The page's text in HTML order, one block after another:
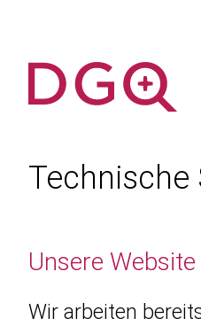
Technische
Unsere
Wir arbeiten